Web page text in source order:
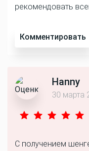
рекомендовать
Комментировать
Hanny
30 марта
С получением